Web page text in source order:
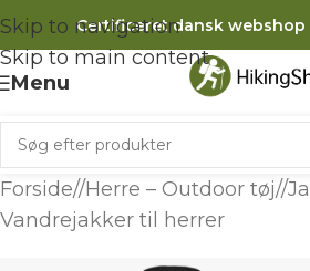
Skip to navigation
Skip to main content
Certificeret dansk webshop
Menu
Forside/ Herre – Outdoor tøj/
Vandrejakker til herrer